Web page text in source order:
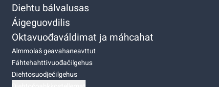
Diehtu bálvalusas
Áigeguovdilis
Oktavuođaváldimat ja máhcahat
Almmolaš geavahaneavttut
Fáhtehahttivuođačilgehus
Diehtosuodječilgehus